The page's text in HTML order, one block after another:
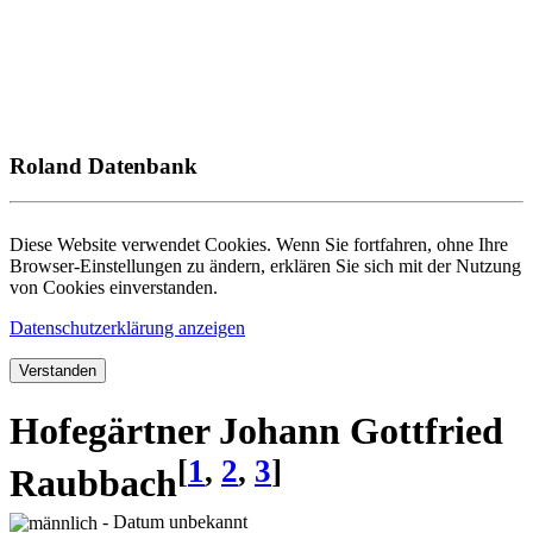
Roland Datenbank
Diese Website verwendet Cookies. Wenn Sie fortfahren, ohne Ihre
Browser-Einstellungen zu ändern, erklären Sie sich mit der Nutzung
von Cookies einverstanden.
Datenschutzerklärung anzeigen
Verstanden
Hofegärtner Johann Gottfried
Raubbach[1, 2, 3]
- Datum unbekannt